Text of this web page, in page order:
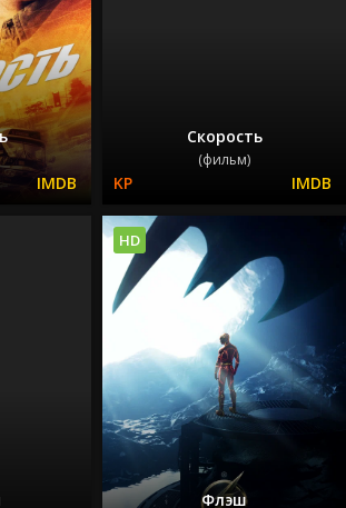
Скорость
(фильм)
Флэш
HD